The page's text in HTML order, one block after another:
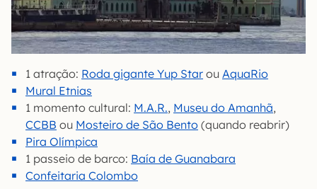
1 atração: Roda gigante Yup Star ou AquaRio
Mural Etnias
1 momento cultural: M.A.R., Museu do Amanhã,
CCBB ou Mosteiro de São Bento (quando reabrir)
Pira Olímpica
1 passeio de barco: Baía de Guanabara
Confeitaria Colombo